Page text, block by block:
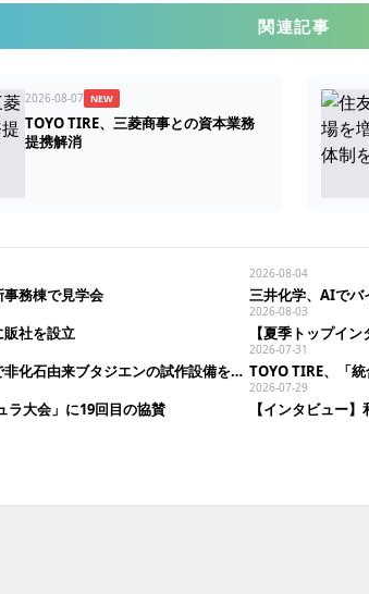
関連記事
2026-08-07 NEW
TOYO TIRE、三菱商事との資本業務
提携解消
務棟で見学会
2026-08-04
販社を設立
2026-08-03
【夏季トップイ
日本ゼオン、徳山工場で非化石由来ブタジエンの試作設備を竣工
2026-07-31
TOYO TIRE、「
ラ大会」に19回目の協賛
2026-07-29